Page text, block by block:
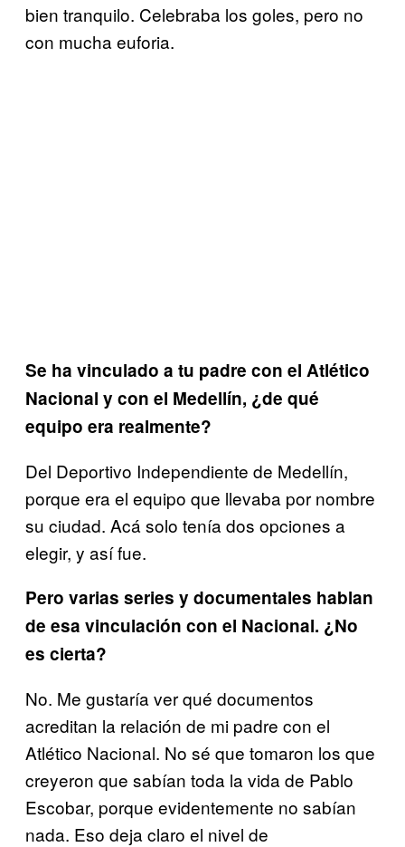
bien tranquilo. Celebraba los goles, pero no
con mucha euforia.
Se ha vinculado a tu padre con el Atlético
Nacional y con el Medellín, ¿de qué
equipo era realmente?
Del Deportivo Independiente de Medellín,
porque era el equipo que llevaba por nombre
su ciudad. Acá solo tenía dos opciones a
elegir, y así fue.
Pero varias series y documentales hablan
de esa vinculación con el Nacional. ¿No
es cierta?
No. Me gustaría ver qué documentos
acreditan la relación de mi padre con el
Atlético Nacional. No sé que tomaron los que
creyeron que sabían toda la vida de Pablo
Escobar, porque evidentemente no sabían
nada. Eso deja claro el nivel de